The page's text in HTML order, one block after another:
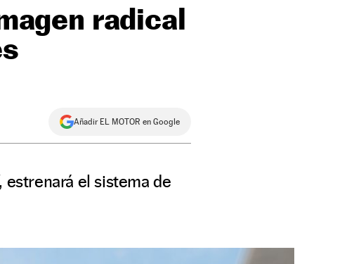
radical
Añadir EL MOTOR en Google
estrenará el sistema de